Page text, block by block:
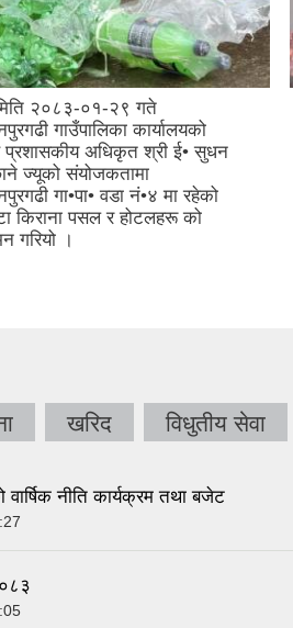
२०८३-०१-२९ गते
गाउँपालिका कार्यालयको
अधिकृत श्री ई• सुधन
ज्यूको संयोजकतामा
गा•पा• वडा नं•४ मा रहेको
किराना पसल र होटलहरू को
गरियो ।
खरिद विधुतीय सेवा
नीति कार्यक्रम तथा बजेट